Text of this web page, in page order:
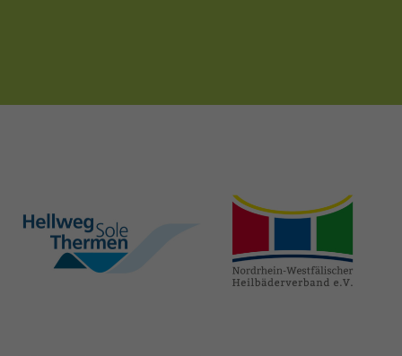
hellweg-sole-
thermen.de
heilbaeder.de